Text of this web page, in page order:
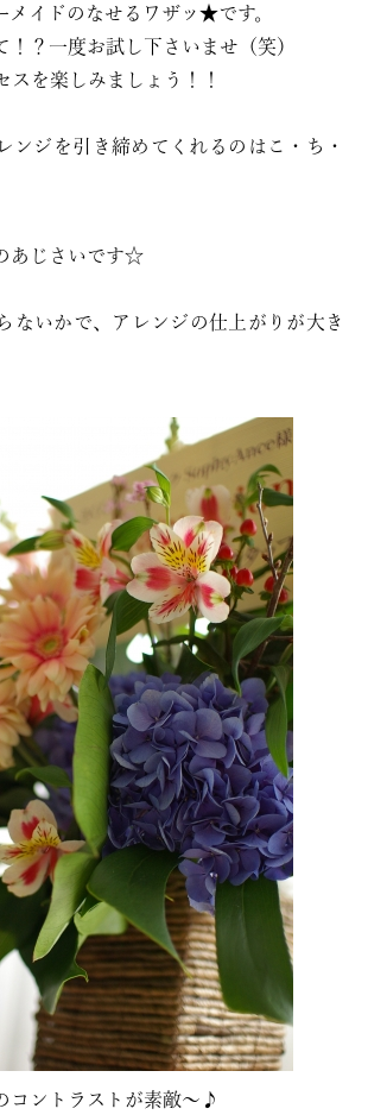
メイドのなせるワザッ★です。
！？一度お試し下さいませ（笑）
スを楽しみましょう！！
ンジを引き締めてくれるのはこ・ち・
あじさいです☆
ないかで、アレンジの仕上がりが大き
コントラストが素敵～♪